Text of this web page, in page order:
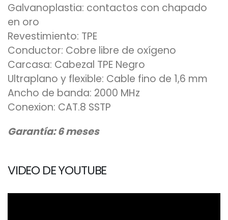
Galvanoplastia: contactos con chapado
en oro
Revestimiento: TPE
Conductor: Cobre libre de oxígeno
Carcasa: Cabezal TPE Negro
Ultraplano y flexible: Cable fino de 1,6 mm
Ancho de banda: 2000 MHz
Conexion: CAT.8 SSTP
Garantía: 6 meses
VIDEO DE YOUTUBE